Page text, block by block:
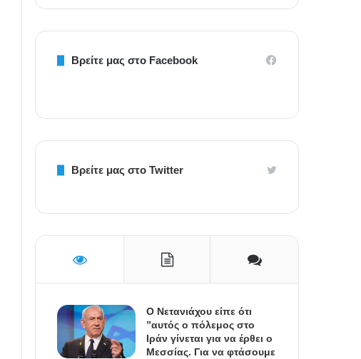
Βρείτε μας στο Facebook
Βρείτε μας στο Twitter
Ο Νετανιάχου είπε ότι
”αυτός ο πόλεμος στο
Ιράν γίνεται για να έρθει ο
Μεσσίας. Για να φτάσουμε